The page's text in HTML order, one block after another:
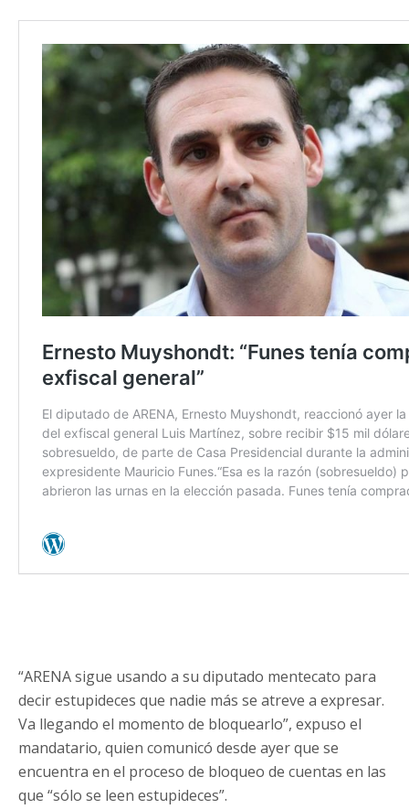
“ARENA sigue usando a su diputado mentecato para
decir estupideces que nadie más se atreve a expresar.
Va llegando el momento de bloquearlo”, expuso el
mandatario, quien comunicó desde ayer que se
encuentra en el proceso de bloqueo de cuentas en las
que “sólo se leen estupideces”.